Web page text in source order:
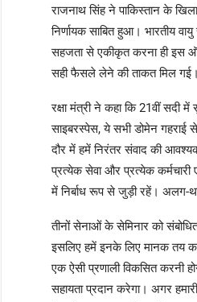
राजनाथ सिंह ने पाकिस्तान के
निर्णायक साबित हुआ। भारतीय
सहजता से एकीकृत करना ही इस
सही फैसले लेने की ताकत मिल गई।
रक्षा मंत्री ने कहा कि 21वीं
साइबरस्पेस, ये सभी डोमेन गहराई
दौर में हमें निरंतर संवाद की
प्रत्येक सेवा और प्रत्येक
में निर्बाध रूप से जुड़ी रहें। अलग-
तीनों सेनाओं के सेमिनार को
इसलिए हमें इनके लिए मानक तय
एक ऐसी प्रणाली विकसित करनी
सहायता प्रदान करेगा। अगर